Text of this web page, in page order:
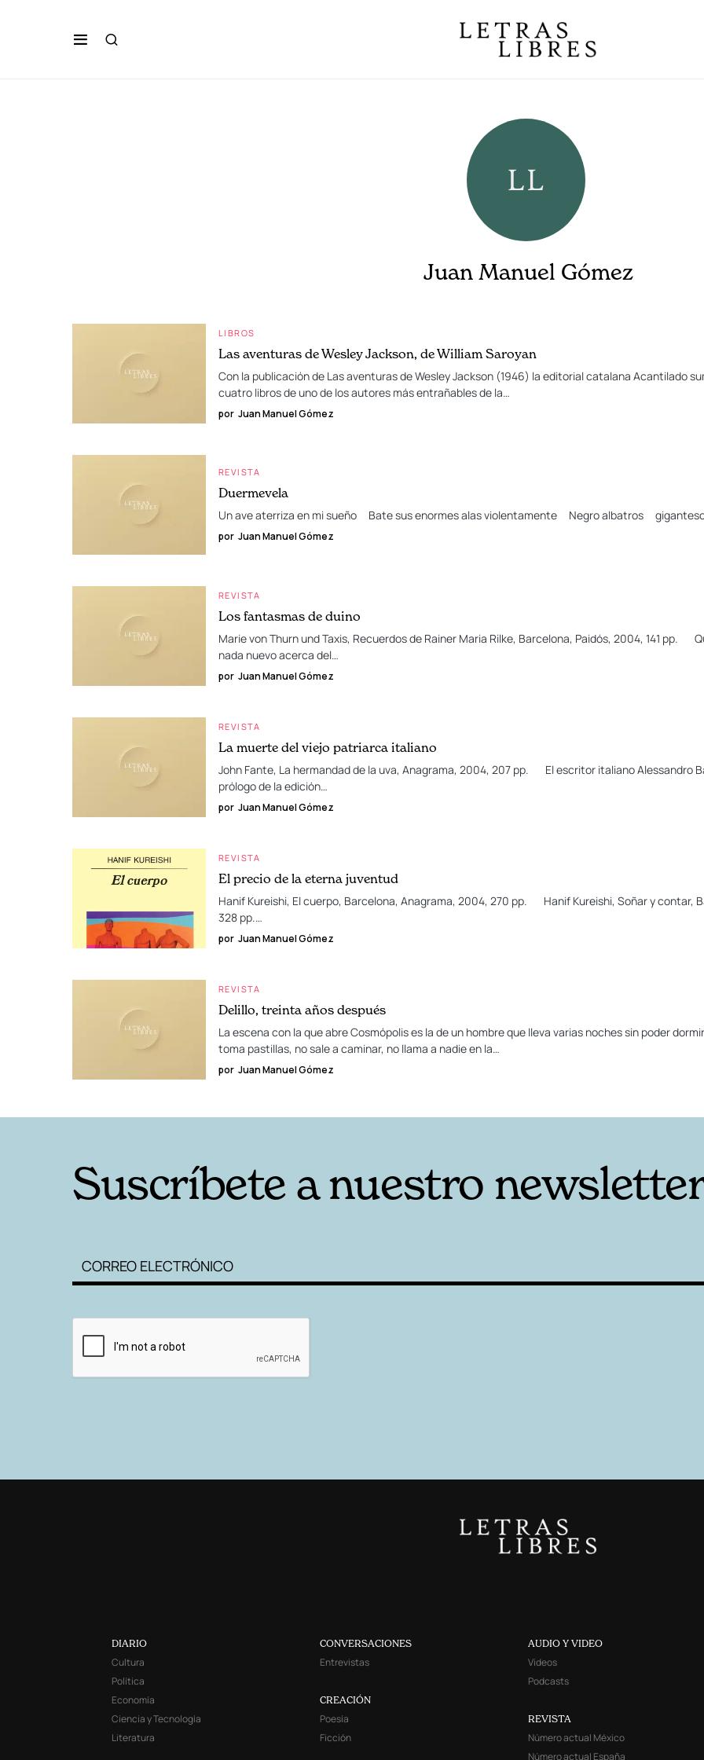
Juan Manuel Gómez
LIBROS
Las aventuras de Wesley Jackson, de William Saroyan
Con la publicación de Las aventuras de Wesley Jackson (1946) la editorial catalana Acantilado
cuatro libros de uno de los autores más entrañables de la…
por Juan Manuel Gómez
REVISTA
Duermevela
Un ave aterriza en mi sueño Bate sus enormes alas violentamente Negro albatros
por Juan Manuel Gómez
REVISTA
Los fantasmas de duino
Marie von Thurn und Taxis, Recuerdos de Rainer Maria Rilke, Barcelona, Paidós, 2004, 141 pp.
nada nuevo acerca del…
por Juan Manuel Gómez
REVISTA
La muerte del viejo patriarca italiano
John Fante, La hermandad de la uva, Anagrama, 2004, 207 pp. El escritor italiano Alessandro
prólogo de la edición…
por Juan Manuel Gómez
REVISTA
El precio de la eterna juventud
Hanif Kureishi, El cuerpo, Barcelona, Anagrama, 2004, 270 pp. Hanif Kureishi, Soñar y contar,
328 pp.…
por Juan Manuel Gómez
REVISTA
Delillo, treinta años después
La escena con la que abre Cosmópolis es la de un hombre que lleva varias noches sin poder
toma pastillas, no sale a caminar, no llama a nadie en la…
por Juan Manuel Gómez
Suscríbete a nuestro
DIARIO
Cultura
Política
Economía
Ciencia y Tecnología
Literatura
CONVERSACIONES
Entrevistas
CREACIÓN
Poesía
Ficción
AUDIO Y VIDEO
Videos
Podcasts
REVISTA
Número actual México
Número actual España